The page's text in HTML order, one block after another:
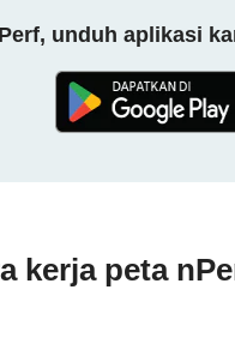
unduh aplikasi
kerja peta